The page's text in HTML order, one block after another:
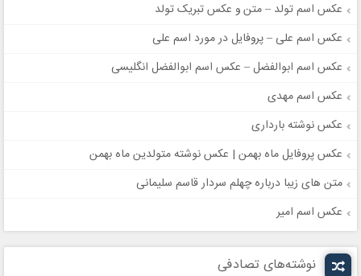
عکس اسم تولد – متن و عکس تبریک تولد
عکس اسم علی – پروفایل در مورد اسم علی
عکس اسم ابوالفضل – عکس اسم ابوالفضل انگلیسی
عکس اسم مهدی
عکس نوشته بارداری
عکس پروفایل ماه بهمن | عکس نوشته متولدین ماه بهمن
متن های زیبا درباره چهلم سردار قاسم سلیمانی
عکس اسم امیر
نوشته‌های تصادفی